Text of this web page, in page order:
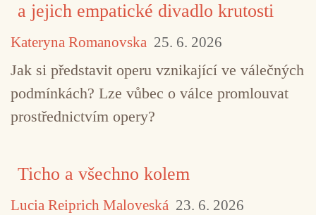
a jejich empatické divadlo krutosti
Kateryna Romanovska 25. 6. 2026
Jak si představit operu vznikající ve válečných
podmínkách? Lze vůbec o válce promlouvat
prostřednictvím opery?
Ticho a všechno kolem
Lucia Reiprich Maloveská 23. 6. 2026